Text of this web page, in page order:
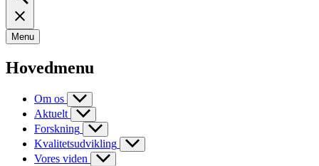
Menu
Hovedmenu
Om os
Aktuelt
Forskning
Kvalitetsudvikling
Vores viden